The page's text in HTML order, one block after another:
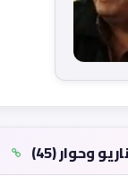
وحوار (45)